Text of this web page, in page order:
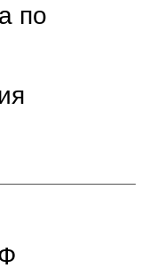
по